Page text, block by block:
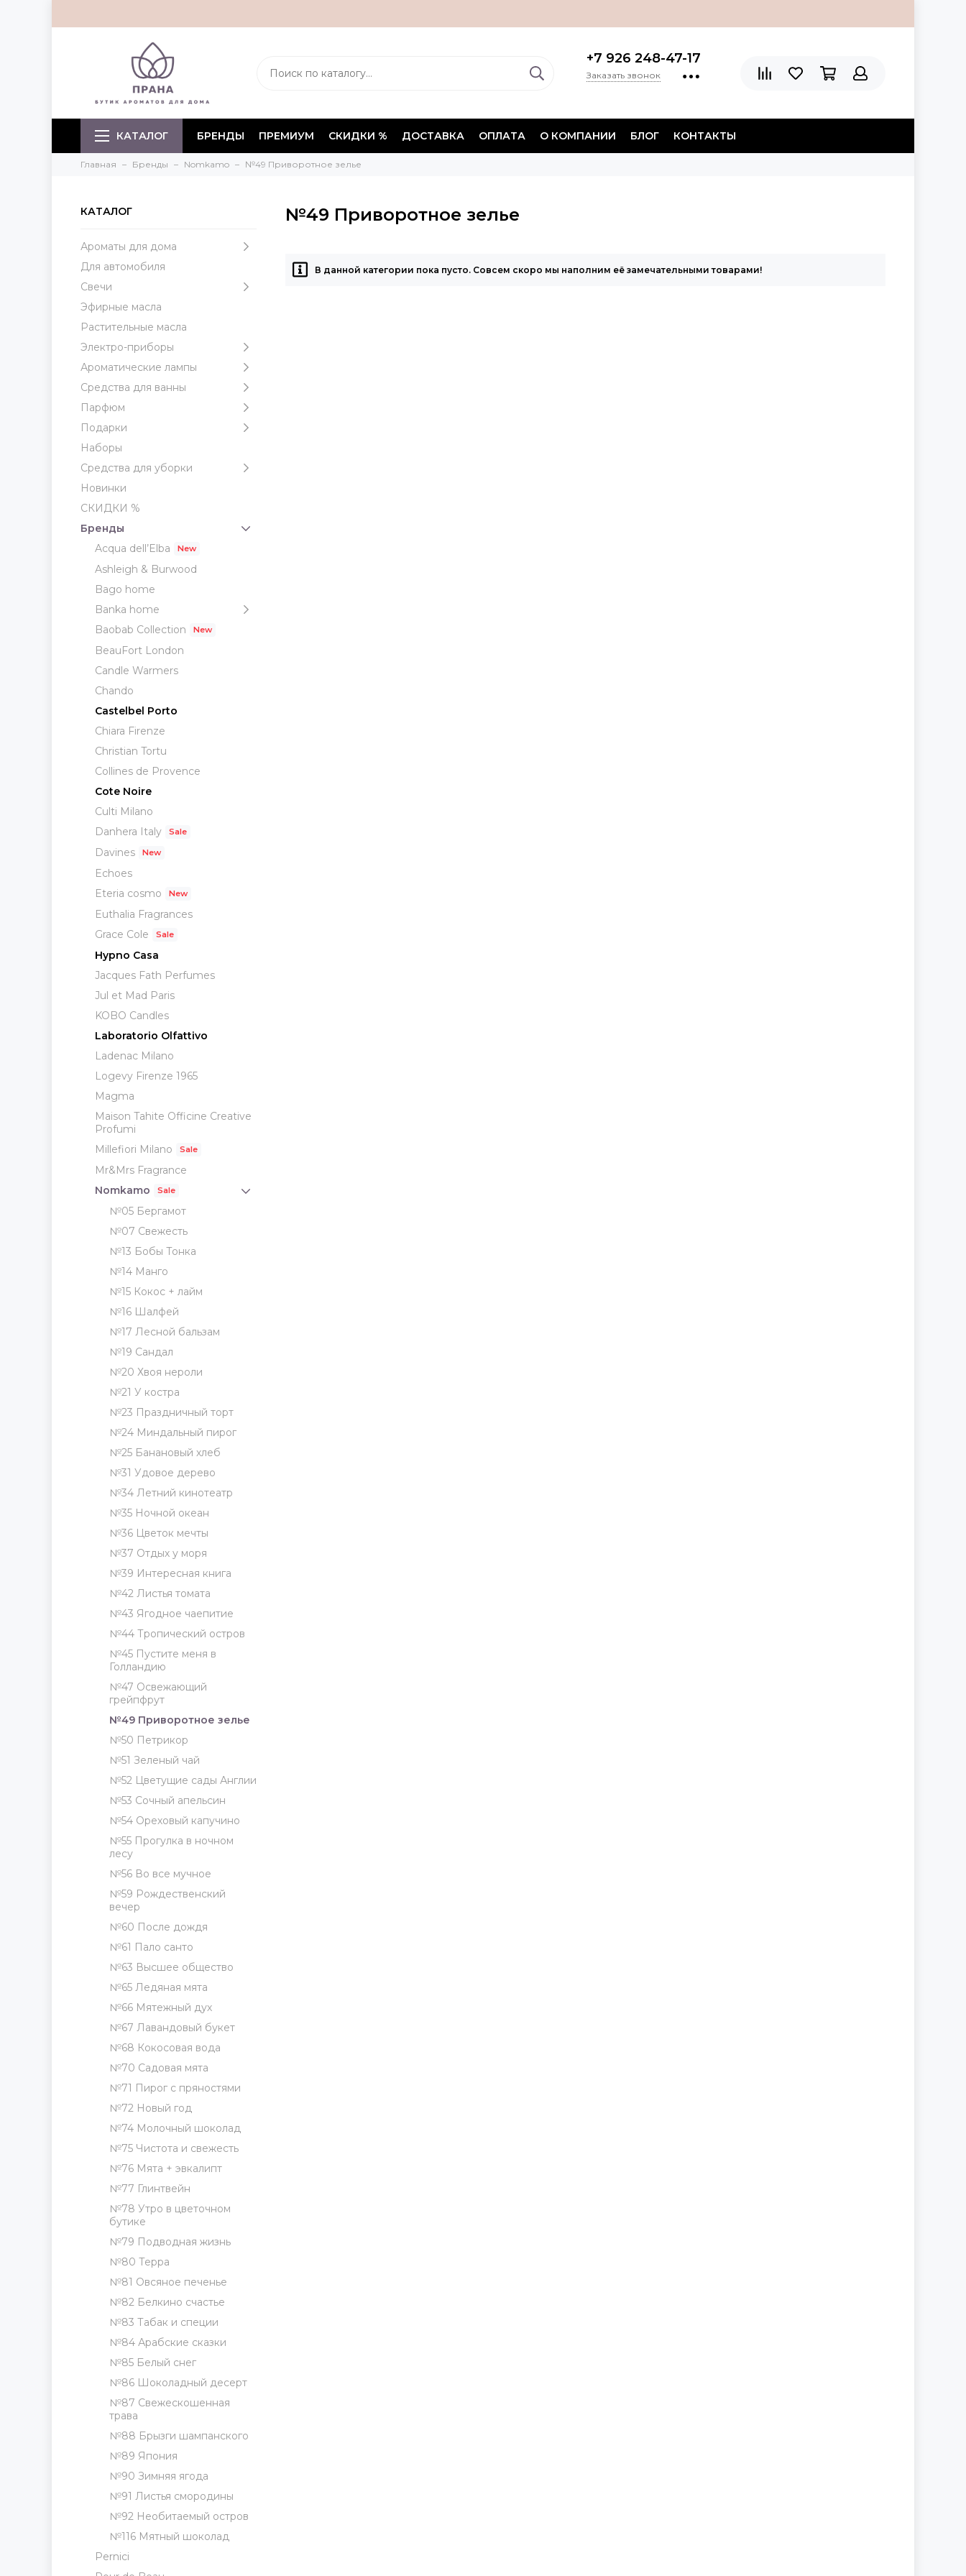
+7 926 248-47-17
Заказать звонок
КАТАЛОГ БРЕНДЫ ПРЕМИУМ СКИДКИ % ДОСТАВКА ОПЛАТА О КОМПАНИИ БЛОГ КОНТАКТЫ
Главная Бренды Nomkamo №49 Приворотное зелье
КАТАЛОГ
Ароматы для дома
Для автомобиля
Свечи
Эфирные масла
Растительные масла
Электро-приборы
Ароматические лампы
Средства для ванны
Парфюм
Подарки
Наборы
Средства для уборки
Новинки
СКИДКИ %
Бренды
Acqua dell’Elba
Ashleigh & Burwood
Bago home
Banka home
Baobab Collection
BeauFort London
Candle Warmers
Chando
Castelbel Porto
Chiara Firenze
Christian Tortu
Collines de Provence
Cote Noire
Culti Milano
Danhera Italy
Davines
Echoes
Eteria cosmo
Euthalia Fragrances
Grace Cole
Hypno Casa
Jacques Fath Perfumes
Jul et Mad Paris
KOBO Candles
Laboratorio Olfattivo
Ladenac Milano
Logevy Firenze 1965
Magma
Maison Tahite Officine Creative
Profumi
Millefiori Milano
Mr&Mrs Fragrance
Nomkamo
№05 Бергамот
№07 Свежесть
№13 Бобы Тонка
№14 Манго
№15 Кокос + лайм
№16 Шалфей
№17 Лесной бальзам
№19 Сандал
№20 Хвоя нероли
№21 У костра
№23 Праздничный торт
№24 Миндальный пирог
№25 Банановый хлеб
№31 Удовое дерево
№34 Летний кинотеатр
№35 Ночной океан
№36 Цветок мечты
№37 Отдых у моря
№39 Интересная книга
№42 Листья томата
№43 Ягодное чаепитие
№44 Тропический остров
№45 Пустите меня в
Голландию
№47 Освежающий
грейпфрут
№49 Приворотное зелье
№50 Петрикор
№51 Зеленый чай
№52 Цветущие сады Англии
№53 Сочный апельсин
№54 Ореховый капучино
№55 Прогулка в ночном
лесу
№56 Во все мучное
№59 Рождественский
вечер
№60 После дождя
№61 Пало санто
№63 Высшее общество
№65 Ледяная мята
№66 Мятежный дух
№67 Лавандовый букет
№68 Кокосовая вода
№70 Садовая мята
№71 Пирог с пряностями
№72 Новый год
№74 Молочный шоколад
№75 Чистота и свежесть
№76 Мята + эвкалипт
№77 Глинтвейн
№78 Утро в цветочном
бутике
№79 Подводная жизнь
№80 Терра
№81 Овсяное печенье
№82 Белкино счастье
№83 Табак и специи
№84 Арабские сказки
№85 Белый снег
№86 Шоколадный десерт
№87 Свежескошенная
трава
№88 Брызги шампанского
№89 Япония
№90 Зимняя ягода
№91 Листья смородины
№92 Необитаемый остров
№116 Мятный шоколад
Pernici
№49 Приворотное зелье
В данной категории пока пусто. Совсем скоро мы наполним её замечательными товарами!